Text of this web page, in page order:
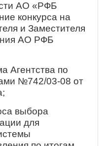
АО «РФБ
конкурса на
и Заместителя
АО РФБ
Агентства по
№742/03-08 от
выбора
для